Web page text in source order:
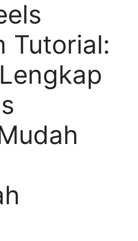
Tutorial: